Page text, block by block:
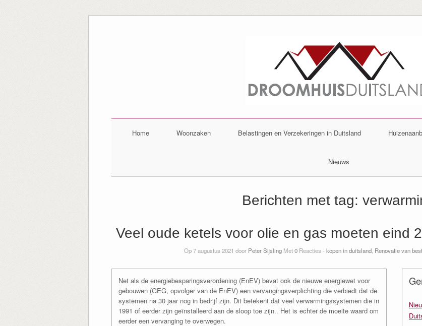
Home Woonzaken Belastingen en Verzekeringen in Duitsland
Nieuws
Berichten met tag:
Veel oude ketels voor olie en gas moeten eind
Op 7 augustus 2021 door Peter SijslingMet0Reacties - kopen in duitsland, Renovatie van
Net als de energiebesparingsverordening (EnEV) bevat ook de nieuwe energiewet voor
gebouwen (GEG, opvolger van de EnEV) een vervangingsverplichting die verbiedt dat de
systemen na 30 jaar nog in bedrijf zijn. Dit betekent dat veel verwarmingssystemen die in
1991 of eerder zijn geïnstalleerd aan de sloop toe zijn.. Het is echter de moeite waard om
eerder een vervanging te overwegen.